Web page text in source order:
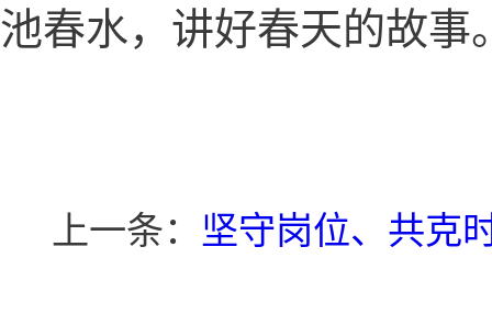
池春水，讲好春天的故事
上一条： 坚守岗位、共克